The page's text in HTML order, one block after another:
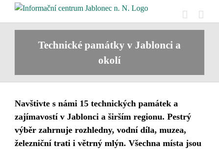
Přeskočit
obsah
Technické památky v Jablonci a
okolí
Navštivte s námi 15 technických památek a
zajímavostí v Jablonci a širším regionu. Pestrý
výběr zahrnuje rozhledny, vodní díla, muzea,
železniční trati i větrný mlýn. Všechna místa jsou